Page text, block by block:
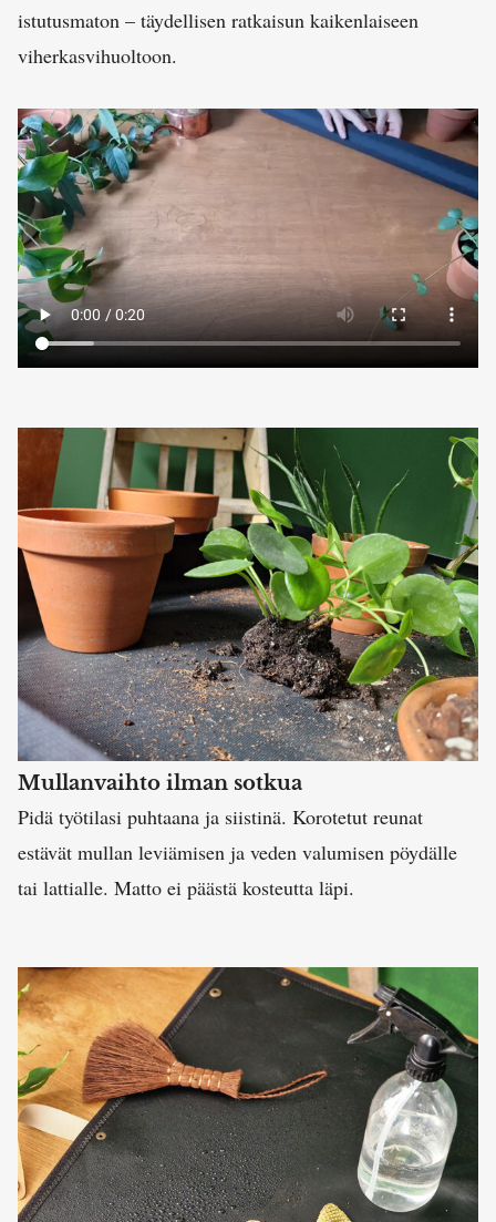
istutusmaton – täydellisen ratkaisun kaikenlaiseen
viherkasvihuoltoon.
Mullanvaihto ilman sotkua
Pidä työtilasi puhtaana ja siistinä. Korotetut reunat
estävät mullan leviämisen ja veden valumisen pöydälle
tai lattialle. Matto ei päästä kosteutta läpi.